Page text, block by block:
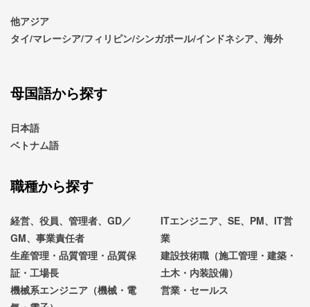
他アジア
タイ/マレーシア/フィリピン/シンガポール/インドネシア、海外
母国語から探す
日本語
ベトナム語
職種から探す
経営、役員、管理者、GD／
GM、事業責任者
ITエンジニア、SE、PM、IT営
業
生産管理・品質管理・品質保
証・工場長
建設技術職（施工管理・建築・
土木・内装設備）
機械系エンジニア（機械・電
営業・セールス